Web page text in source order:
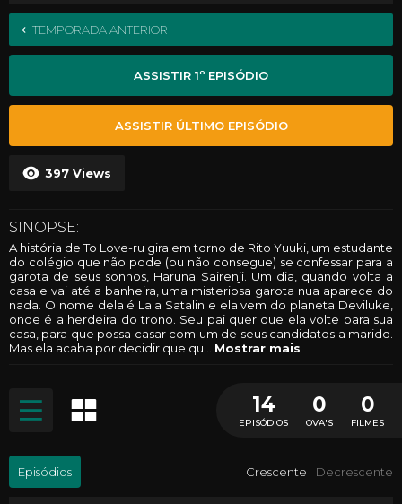
TEMPORADA ANTERIOR
397 Views
ASSISTIR 1º EPISÓDIO
ASSISTIR ÚLTIMO EPISÓDIO
SINOPSE:
A história de To Love-ru gira em torno de Rito Yuuki, um estudante
do colégio que não pode (ou não consegue) se confessar para a
garota de seus sonhos, Haruna Sairenji. Um dia, quando volta a
casa e vai até a banheira, uma misteriosa garota nua aparece do
nada. O nome dela é Lala Satalin e ela vem do planeta Deviluke,
onde é a herdeira do trono. Seu pai quer que ela volte para sua
casa, para que possa casar com um de seus candidatos a marido.
Mas ela acaba por decidir que qu
Mostrar mais
14
EPISÓDIOS
0
OVA'S
0
FILMES
Episódios Crescente Decrescente